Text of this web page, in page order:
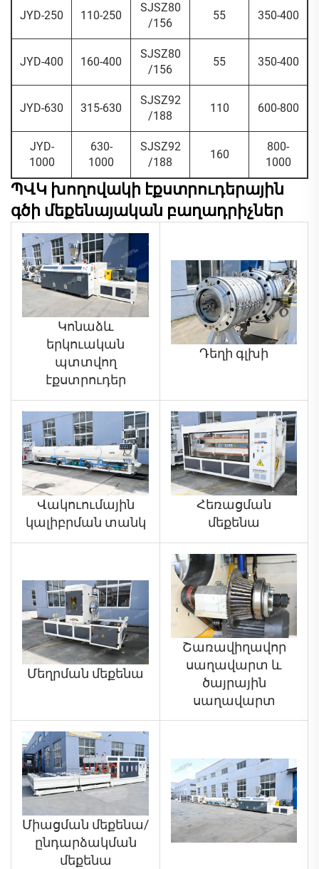
JYD-250 110-250
SJSZ80
/156
55 350-400
JYD-400 160-400
SJSZ80
/156
55 350-400
JYD-630 315-630
SJSZ92
/188
110 600-800
JYD-
1000
630-
1000
SJSZ92
/188
160
800-
1000
ՊՎԿ խողովակի էքստրուդերային
գծի մեքենայական բաղադրիչներ
Կոնաձև
երկուական
պտտվող
էքստրուդեր
Դեղի գլխի
Վակուումային
կալիբրման տանկ
Հեռացման
մեքենա
Մեղրման մեքենա
Շառավիղավոր
սաղավարտ և
ծայրային
սաղավարտ
Միացման մեքենա/
ընդարձակման
մեքենա